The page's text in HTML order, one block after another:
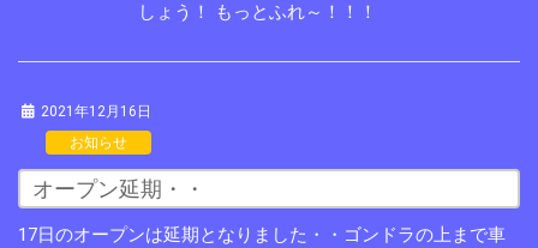
しょう！ もっとふれ～！！！
2021年12月16日
お知らせ
オープン延期・・
17日のオープンは延期となりました・・ゴンドラの上まで車